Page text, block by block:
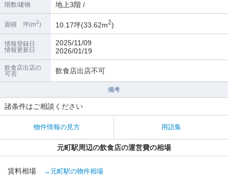
神戸三宮駅の店舗物件・貸店舗・テナント一覧
階数/建物 地上3階 /
面積 坪(m2) 10.17坪(33.62m2)
情報登録日
情報更新日
2025/11/09
2026/01/19
飲食店出店の
可否
飲食店出店不可
備考
諸条件はご相談ください
物件情報の見方 用語集
元町駅周辺の飲食店の運営費の相場
賃料相場 →元町駅の物件相場